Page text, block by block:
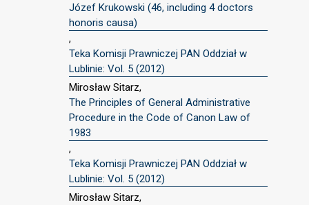
Józef Krukowski (46, including 4 doctors
honoris causa)
,
Teka Komisji Prawniczej PAN Oddział w
Lublinie: Vol. 5 (2012)
Mirosław Sitarz,
The Principles of General Administrative
Procedure in the Code of Canon Law of
1983
,
Teka Komisji Prawniczej PAN Oddział w
Lublinie: Vol. 5 (2012)
Mirosław Sitarz,